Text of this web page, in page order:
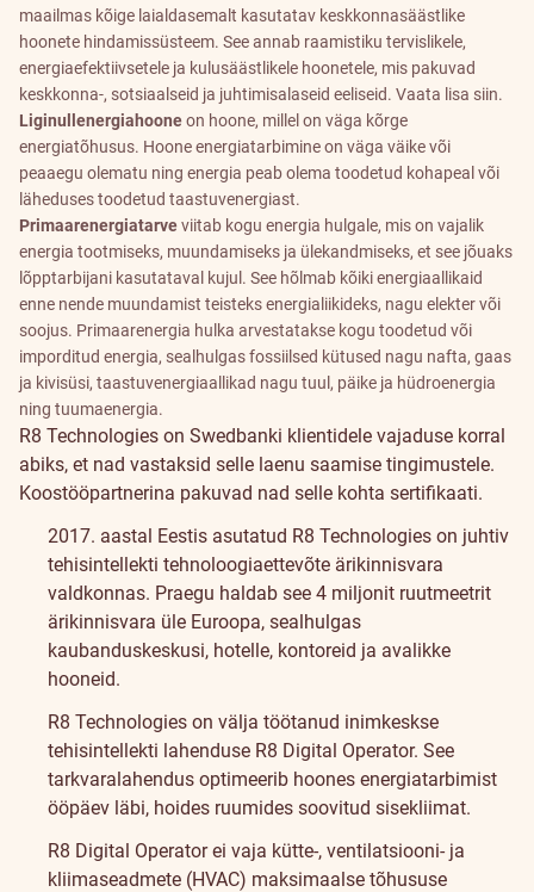
maailmas kõige laialdasemalt kasutatav keskkonnasäästlike
hoonete hindamissüsteem. See annab raamistiku tervislikele,
energiaefektiivsetele ja kulusäästlikele hoonetele, mis pakuvad
keskkonna-, sotsiaalseid ja juhtimisalaseid eeliseid. Vaata lisa siin.
Liginullenergiahooneon hoone, millel on väga kõrge
energiatõhusus. Hoone energiatarbimine on väga väike või
peaaegu olematu ning energia peab olema toodetud kohapeal või
läheduses toodetud taastuvenergiast.
Primaarenergiatarveviitab kogu energia hulgale, mis on vajalik
energia tootmiseks, muundamiseks ja ülekandmiseks, et see jõuaks
lõpptarbijani kasutataval kujul. See hõlmab kõiki energiaallikaid
enne nende muundamist teisteks energialiikideks, nagu elekter või
soojus. Primaarenergia hulka arvestatakse kogu toodetud või
imporditud energia, sealhulgas fossiilsed kütused nagu nafta, gaas
ja kivisüsi, taastuvenergiaallikad nagu tuul, päike ja hüdroenergia
ning tuumaenergia.
R8 Technologies on Swedbanki klientidele vajaduse korral
abiks, et nad vastaksid selle laenu saamise tingimustele.
Koostööpartnerina pakuvad nad selle kohta sertifikaati.
2017. aastal Eestis asutatud R8 Technologies on juhtiv
tehisintellekti tehnoloogiaettevõte ärikinnisvara
valdkonnas. Praegu haldab see 4 miljonit ruutmeetrit
ärikinnisvara üle Euroopa, sealhulgas
kaubanduskeskusi, hotelle, kontoreid ja avalikke
hooneid.
R8 Technologies on välja töötanud inimkeskse
tehisintellekti lahenduse R8 Digital Operator. See
tarkvaralahendus optimeerib hoones energiatarbimist
ööpäev läbi, hoides ruumides soovitud sisekliimat.
R8 Digital Operator ei vaja kütte-, ventilatsiooni- ja
kliimaseadmete (HVAC) maksimaalse tõhususe